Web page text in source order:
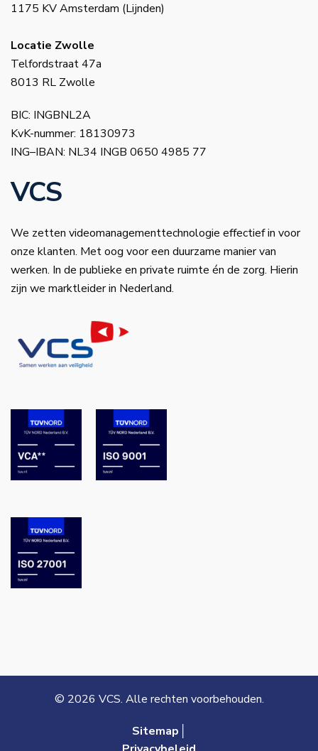
1175 KV Amsterdam (Lijnden)
Locatie Zwolle
Telfordstraat 47a
8013 RL Zwolle
BIC: INGBNL2A
KvK-nummer: 18130973
ING–IBAN: NL34 INGB 0650 4985 77
VCS
We zetten videomanagementtechnologie effectief in voor
onze klanten. Met oog voor een duurzame manier van
werken. In de publieke en private ruimte én de zorg. Hierin
zijn we marktleider in Nederland.
© 2026 VCS. Alle rechten voorbehouden.
Sitemap│